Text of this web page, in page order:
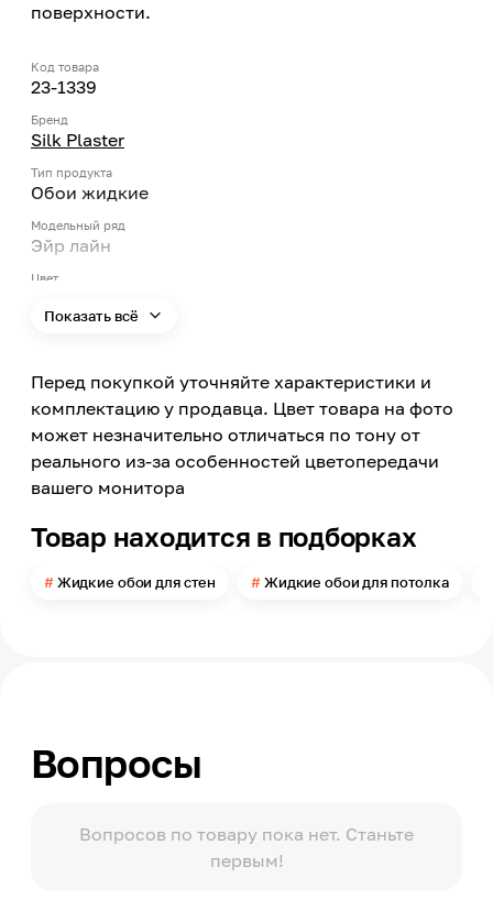
поверхности.
Код товара
23-1339
Бренд
Silk Plaster
Тип продукта
Обои жидкие
Модельный ряд
Эйр лайн
Цвет
Поверхность
Рельефная
Упаковка
Пакет
Поверхность применения
Помещение
Офис
3,5-4
Показать всё
Перед покупкой уточняйте характеристики и
комплектацию у продавца. Цвет товара на фото
может незначительно отличаться по тону от
реального из-за особенностей цветопередачи
вашего монитора
Товар находится в подборках
Жидкие обои для стен Жидкие обои для потолка
Вопросы
Вопросов по товару пока нет. Станьте
первым!